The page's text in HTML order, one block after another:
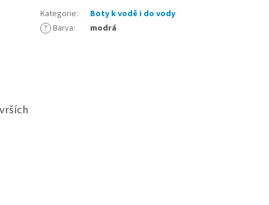
Kategorie:
Boty k vodě i do vody
? Barva: modrá